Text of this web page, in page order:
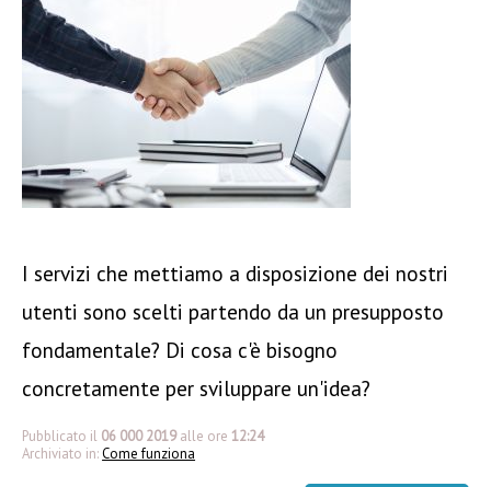
I servizi che mettiamo a disposizione dei nostri
utenti sono scelti partendo da un presupposto
fondamentale? Di cosa c'è bisogno
concretamente per sviluppare un'idea?
Pubblicato il 06 000 2019 alle ore 12:24
Archiviato in:Come funziona